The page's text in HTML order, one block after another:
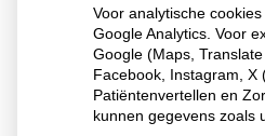
Voor analytische
Google Analytics. Voor
Google (Maps,
Facebook, Instagram, X
Patiëntenvertellen en
kunnen gegevens zoals